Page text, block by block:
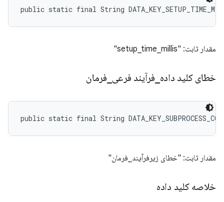
public static final String
مقدار ثابت: "setup_time_millis"
خطای کلید داده فرآیند فرعی فرمان
public static final String
مقدار ثابت: "خطای زیرفرآیند_فرمان"
خلاصه کلید داده